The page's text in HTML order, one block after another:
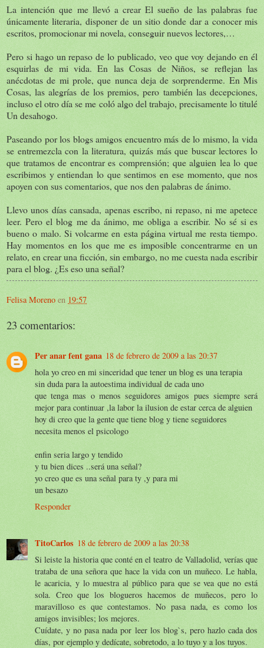
La intención que me llevó a crear El sueño de las palabras fue
únicamente literaria, disponer de un sitio donde dar a conocer mis
escritos, promocionar mi novela, conseguir nuevos lectores,…
Pero si hago un repaso de lo publicado, veo que voy dejando en él
esquirlas de mi vida. En las Cosas de Niños, se reflejan las
anécdotas de mi prole, que nunca deja de sorprenderme. En Mis
Cosas, las alegrías de los premios, pero también las decepciones,
incluso el otro día se me coló algo del trabajo, precisamente lo titulé
Un desahogo.
Paseando por los blogs amigos encuentro más de lo mismo, la vida
se entremezcla con la literatura, quizás más que buscar lectores lo
que tratamos de encontrar es comprensión; que alguien lea lo que
escribimos y entiendan lo que sentimos en ese momento, que nos
apoyen con sus comentarios, que nos den palabras de ánimo.
Llevo unos días cansada, apenas escribo, ni repaso, ni me apetece
leer. Pero el blog me da ánimo, me obliga a escribir. No sé si es
bueno o malo. Si volcarme en esta página virtual me resta tiempo.
Hay momentos en los que me es imposible concentrarme en un
relato, en crear una ficción, sin embargo, no me cuesta nada escribir
para el blog. ¿Es eso una señal?
Felisa Moreno en 19:57
23 comentarios:
Per anar fent gana 18 de febrero de 2009 a las 20:37
hola yo creo en mi sinceridad que tener un blog es una terapia
sin duda para la autoestima individual de cada uno
que tenga mas o menos seguidores amigos pues siempre será
mejor para continuar ,la labor la ilusion de estar cerca de alguien
hoy di creo que la gente que tiene blog y tiene seguidores
necesita menos el psicologo
enfin seria largo y tendido
y tu bien dices ..será una señal?
yo creo que es una señal para ty ,y para mi
un besazo
Responder
TitoCarlos 18 de febrero de 2009 a las 20:38
Si leiste la historia que conté en el teatro de Valladolid, verías que
trataba de una señora que hace la vida con un muñeco. Le habla,
le acaricia, y lo muestra al público para que se vea que no está
sola. Creo que los blogueros hacemos de muñecos, pero lo
maravilloso es que contestamos. No pasa nada, es como los
amigos invisibles; los mejores.
Cuídate, y no pasa nada por leer los blog`s, pero hazlo cada dos
días, por ejemplo y dedícate, sobretodo, a lo tuyo y a los tuyos.